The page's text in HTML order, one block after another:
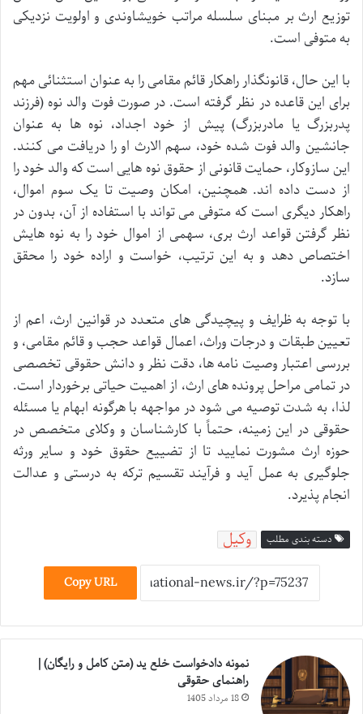
توزیع ارث بر مبنای سلسله مراتب خویشاوندی و اولویت نزدیکی
به متوفی است.
با این حال، قانونگذار راهکار قائم مقامی را به عنوان استثنائی مهم
برای این قاعده در نظر گرفته است. در صورت فوت والد نوه (فرزند
پدربزرگ یا مادربزرگ) پیش از خود اجداد، نوه ها به عنوان
جانشین والد فوت شده خود، سهم الارث او را دریافت می کنند.
این سازوکار، حمایت قانونی از حقوق نوه هایی است که والد خود را
از دست داده اند. همچنین، امکان وصیت تا یک سوم اموال،
راهکار دیگری است که متوفی می تواند با استفاده از آن، بدون در
نظر گرفتن قواعد ارث بری، سهمی از اموال خود را به نوه هایش
اختصاص دهد و به این ترتیب، خواست و اراده خود را محقق
سازد.
با توجه به ظرایف و پیچیدگی های متعدد در قوانین ارث، اعم از
تعیین طبقات و درجات وراث، اعمال قواعد حجب و قائم مقامی، و
بررسی اعتبار وصیت نامه ها، دقت نظر و دانش حقوقی تخصصی
در تمامی مراحل پرونده های ارث، از اهمیت حیاتی برخوردار است.
لذا، به شدت توصیه می شود در مواجهه با هرگونه ابهام یا مسئله
حقوقی در این زمینه، حتماً با کارشناسان و وکلای متخصص در
حوزه ارث مشورت نمایید تا از تضییع حقوق خود و سایر ورثه
جلوگیری به عمل آید و فرآیند تقسیم ترکه به درستی و عدالت
انجام پذیرد.
دسته بندی مطلب وکیل
Copy URL
نمونه دادخواست خلع ید (متن کامل و رایگان) |
راهنمای حقوقی
18 مرداد 1405